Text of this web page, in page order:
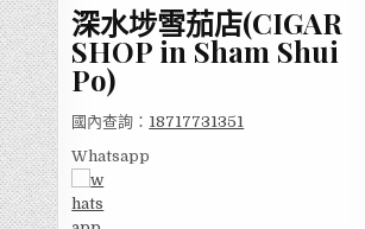
深水埗雪茄店(CIGAR
SHOP in Sham Shui
Po)
國內查詢： 18717731351
Whatsapp